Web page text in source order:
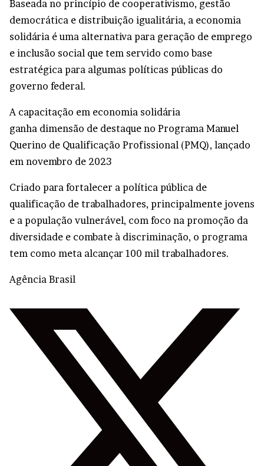
Baseada no princípio de cooperativismo, gestão
democrática e distribuição igualitária, a economia
solidária é uma alternativa para geração de emprego
e inclusão social que tem servido como base
estratégica para algumas políticas públicas do
governo federal.
A capacitação em economia solidária
ganha dimensão de destaque no Programa Manuel
Querino de Qualificação Profissional (PMQ), lançado
em novembro de 2023
Criado para fortalecer a política pública de
qualificação de trabalhadores, principalmente jovens
e a população vulnerável, com foco na promoção da
diversidade e combate à discriminação, o programa
tem como meta alcançar 100 mil trabalhadores.
Agência Brasil